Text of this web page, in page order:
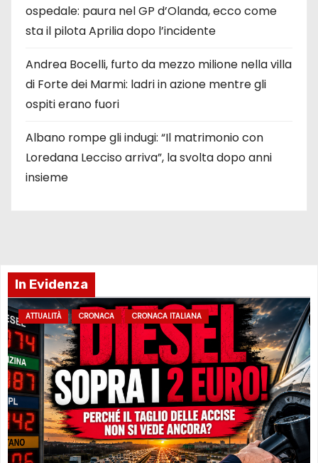
ospedale: paura nel GP d’Olanda, ecco come
sta il pilota Aprilia dopo l’incidente
Andrea Bocelli, furto da mezzo milione nella villa
di Forte dei Marmi: ladri in azione mentre gli
ospiti erano fuori
Albano rompe gli indugi: “Il matrimonio con
Loredana Lecciso arriva”, la svolta dopo anni
insieme
In Evidenza
ATTUALITÀ CRONACA CRONACA ITALIANA